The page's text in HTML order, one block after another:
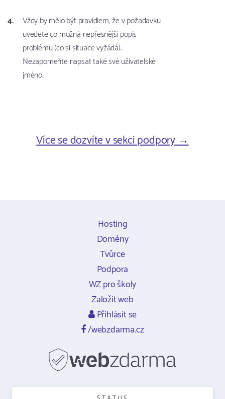
Vždy by mělo být pravidlem, že v požadavku
uvedete co možná nepřesnější popis
problému (co si situace vyžádá).
Nezapomeňte napsat také své uživatelské
jméno.
Více se dozvíte v sekci podpory →
Hosting
Domény
Tvůrce
Podpora
WZ pro školy
Založit web
Přihlásit se
/webzdarma.cz